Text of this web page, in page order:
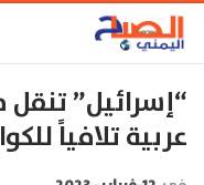
“إسرائيل”
عربية تلافياً